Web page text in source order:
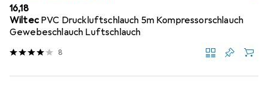
EUR
16,18
Wiltec PVC Druckluftschlauch 5m Kompressorschlauch
Gewebeschlauch Luftschlauch
8